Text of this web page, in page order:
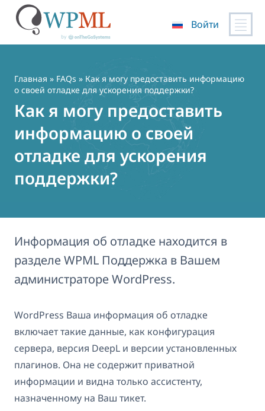
содержимому
Войти
Главная » FAQs » Как я могу предоставить информацию
о своей отладке для ускорения поддержки?
Как я могу предоставить
информацию о своей
отладке для ускорения
поддержки?
Информация об отладке находится в
разделе WPML Поддержка в Вашем
администраторе WordPress.
WordPress Ваша информация об отладке
включает такие данные, как конфигурация
сервера, версия DeepL и версии установленных
плагинов. Она не содержит приватной
информации и видна только ассистенту,
назначенному на Ваш тикет.